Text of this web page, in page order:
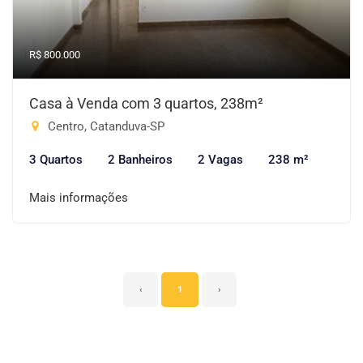
R$ 800.000
Casa à Venda com 3 quartos, 238m²
Centro, Catanduva-SP
3 Quartos 2 Banheiros 2 Vagas 238 m²
Mais informações
‹ 1 ›